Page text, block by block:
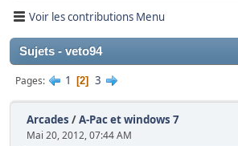
Voir les contributions Menu
Sujets - veto94
Pages 1 2 3
Arcades /A-Pac et windows 7
Mai 20, 2012, 07:44 AM